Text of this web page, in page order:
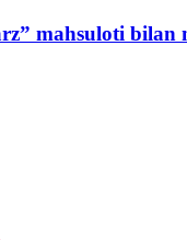
mahsuloti bilan